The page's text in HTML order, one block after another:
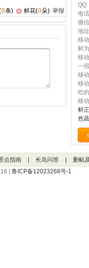
0条) 鲜花(0朵) 举报
QQ
电
微
地
移
鲜
移
一宿
移
移
吃
移
鲜
色
点指南 长岛问答 删帖
| 鲁ICP备12023268号-1